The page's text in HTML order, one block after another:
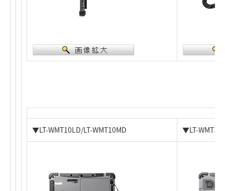
▼LT-WMT10LD/LT-WMT10MD ▼LT-